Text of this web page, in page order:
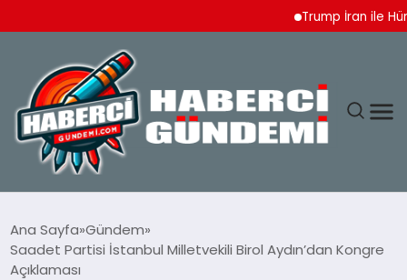
Trump İran ile
YAŞAM
Ana Sayfa Gündem
Saadet Partisi İstanbul Milletvekili Birol Aydın’dan Kongre
Açıklaması